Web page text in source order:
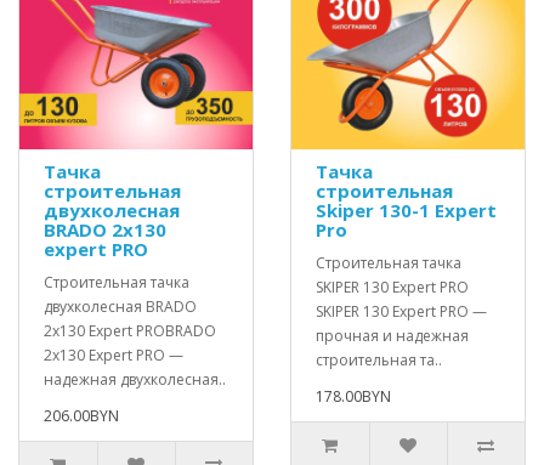
Тачка
строительная
двухколесная
BRADO 2x130
expert PRO
Строительная тачка
двухколесная BRADO
2x130 Expert PROBRADO
2x130 Expert PRO —
надежная двухколесная..
206.00BYN
Тачка
строительная
Skiper 130-1 Expert
Pro
Строительная тачка
SKIPER 130 Expert PRO
SKIPER 130 Expert PRO —
прочная и надежная
строительная та..
178.00BYN